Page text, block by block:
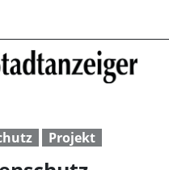
für den
Projekt